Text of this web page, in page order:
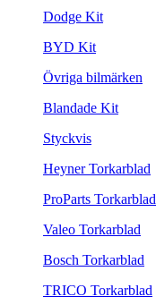
Dodge Kit
BYD Kit
Övriga bilmärken
Blandade Kit
Styckvis
Heyner Torkarblad
ProParts Torkarblad
Valeo Torkarblad
Bosch Torkarblad
TRICO Torkarblad